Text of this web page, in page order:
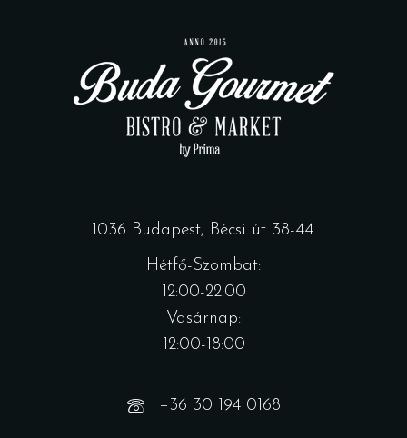
1036 Budapest, Bécsi út 38-44.
Hétfő-Szombat:
12:00-22:00
Vasárnap:
12:00-18:00
+36 30 194 0168